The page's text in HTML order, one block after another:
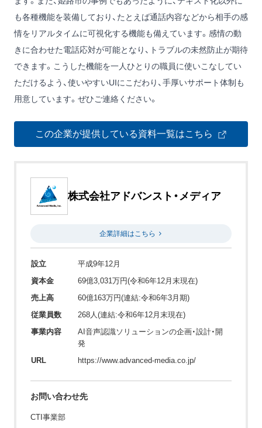
も各種機能を装備しており、たとえば通話内容などから相手の感
情をリアルタイムに可視化する機能も備えています。感情の動
きに合わせた電話応対が可能となり、トラブルの未然防止が期待
できます。こうした機能を一人ひとりの職員に使いこなしてい
ただけるよう、使いやすいUIにこだわり、手厚いサポート体制も
用意しています。ぜひご連絡ください。
この企業が提供している資料一覧はこちら
株式会社アドバンスト・メディア
企業詳細はこちら
設立
平成9年12月
資本金
69億3,031万円(令和6年12月末現在)
売上高
60億163万円(連結:令和6年3月期)
従業員数
268人(連結:令和6年12月末現在)
事業内容
AI音声認識ソリューションの企画・設計・開
発
URL
https://www.advanced-media.co.jp/
お問い合わせ先
CTI事業部